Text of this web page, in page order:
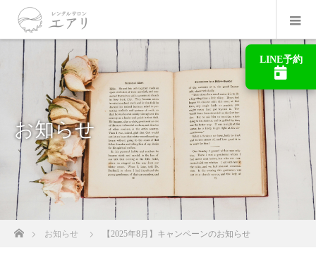
LINE予約
お知らせ
ホームお知らせ 【2025年8月】キャンペーンのお知らせ